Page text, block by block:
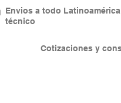
Cotizaciones y
Envios a todo
técnico